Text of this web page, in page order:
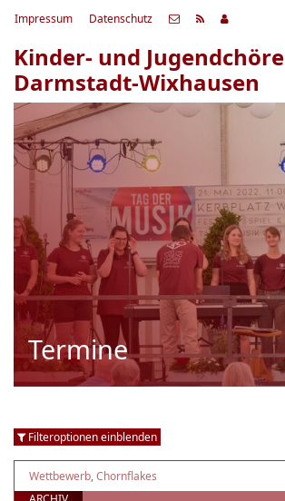
Impressum Datenschutz
Kinder- und Jugendchöre
Darmstadt-Wixhausen
Termine
Filteroptionen einblenden
Wettbewerb,Chornflakes